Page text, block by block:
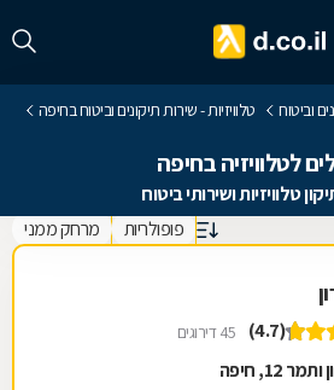
וביטוח
טלוויזיות - שירות תיקונים וביטוח בחיפה
לטלוויזיה בחיפה
פופולריות מרחק ממני
(4.7) 45 דירוגים
12, חיפה